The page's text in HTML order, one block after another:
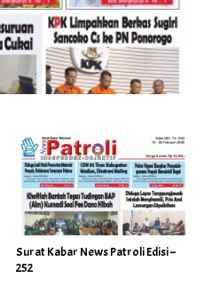
Surat Kabar News Patroli Edisi –
252